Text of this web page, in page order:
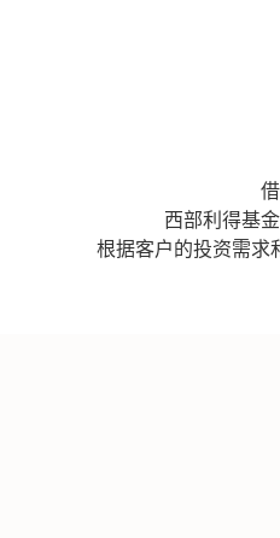
西部利得基
根据客户的投资需求